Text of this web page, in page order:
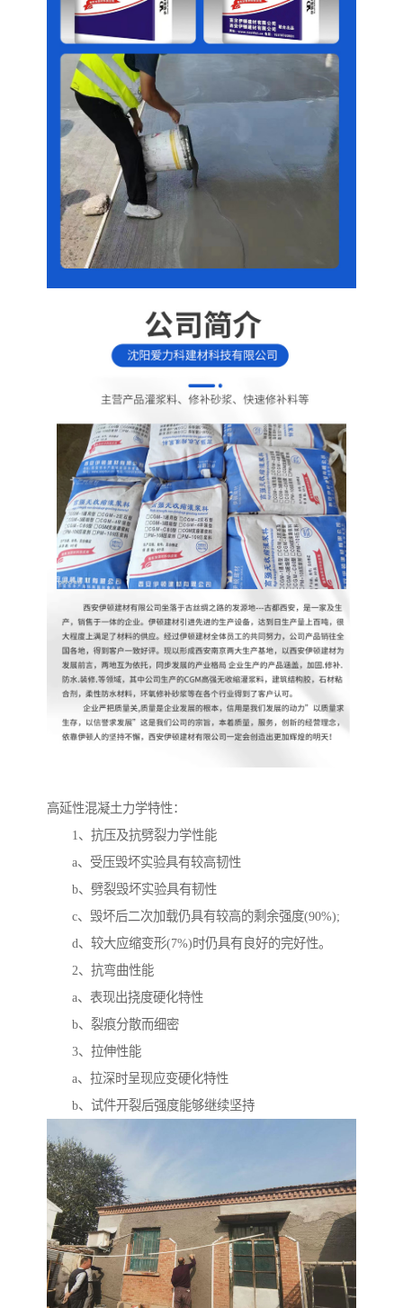
高延性混凝土力学特性：
1、抗压及抗劈裂力学性能
a、受压毁坏实验具有较高韧性
b、劈裂毁坏实验具有韧性
c、毁坏后二次加载仍具有较高的剩余强度(90%);
d、较大应缩变形(7%)时仍具有良好的完好性。
2、抗弯曲性能
a、表现出挠度硬化特性
b、裂痕分散而细密
3、拉伸性能
a、拉深时呈现应变硬化特性
b、试件开裂后强度能够继续坚持